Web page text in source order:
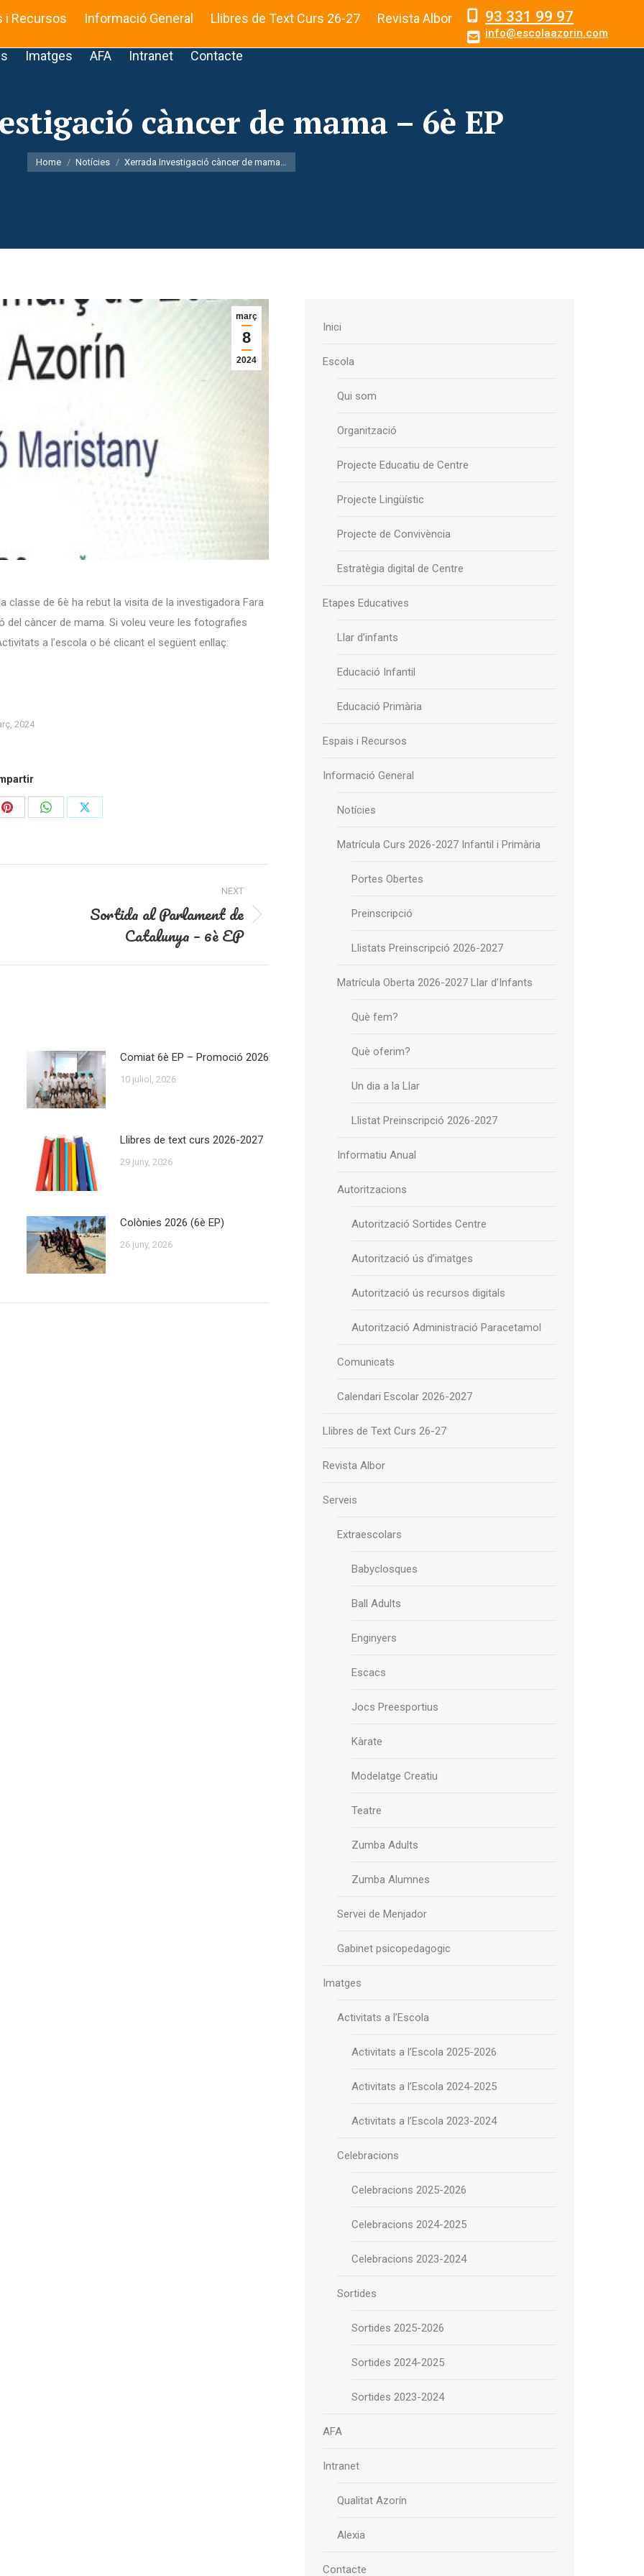
i Recursos Informació General Llibres de Text Curs 26-27 Revista Albor
Imatges AFA Intranet Contacte
93 331 99 97
info@escolaazorin.com
càncer de mama – 6è EP
You are here:
Home Notícies Xerrada Investigació càncer de mama…
març
8
2024
classe de 6è ha rebut la visita de la investigadora Fara
del càncer de mama. Si voleu veure les fotografies
a l’escola o bé clicant el següent enllaç:
2024
Share
Share
Share
NEXT
Sortida al Parlament de
Catalunya – 6è EP
Comiat 6è EP – Promoció 2026
10 juliol, 2026
Llibres de text curs 2026-2027
29 juny, 2026
Colònies 2026 (6è EP)
26 juny, 2026
Inici
Escola
Qui som
Organització
Projecte Educatiu de Centre
Projecte Lingüístic
Projecte de Convivència
Estratègia digital de Centre
Etapes Educatives
Llar d’infants
Educació Infantil
Educació Primària
Espais i Recursos
Informació General
Notícies
Matrícula Curs 2026-2027 Infantil i Primària
Portes Obertes
Preinscripció
Llistats Preinscripció 2026-2027
Matrícula Oberta 2026-2027 Llar d’Infants
Què fem?
Què oferim?
Un dia a la Llar
Llistat Preinscripció 2026-2027
Informatiu Anual
Autoritzacions
Autorització Sortides Centre
Autorització ús d’imatges
Autorització ús recursos digitals
Autorització Administració Paracetamol
Comunicats
Calendari Escolar 2026-2027
Llibres de Text Curs 26-27
Revista Albor
Serveis
Extraescolars
Babyclosques
Ball Adults
Enginyers
Escacs
Jocs Preesportius
Kàrate
Modelatge Creatiu
Teatre
Zumba Adults
Zumba Alumnes
Servei de Menjador
Gabinet psicopedagogic
Imatges
Activitats a l’Escola
Activitats a l’Escola 2025-2026
Activitats a l’Escola 2024-2025
Activitats a l’Escola 2023-2024
Celebracions
Celebracions 2025-2026
Celebracions 2024-2025
Celebracions 2023-2024
Sortides
Sortides 2025-2026
Sortides 2024-2025
Sortides 2023-2024
AFA
Intranet
Qualitat Azorín
Alexia
Contacte